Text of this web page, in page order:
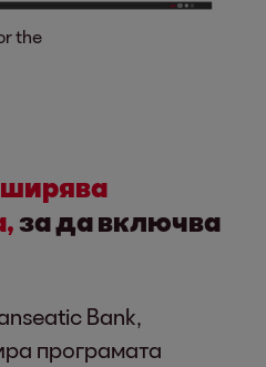
the
за да включва
Bank,
програмата